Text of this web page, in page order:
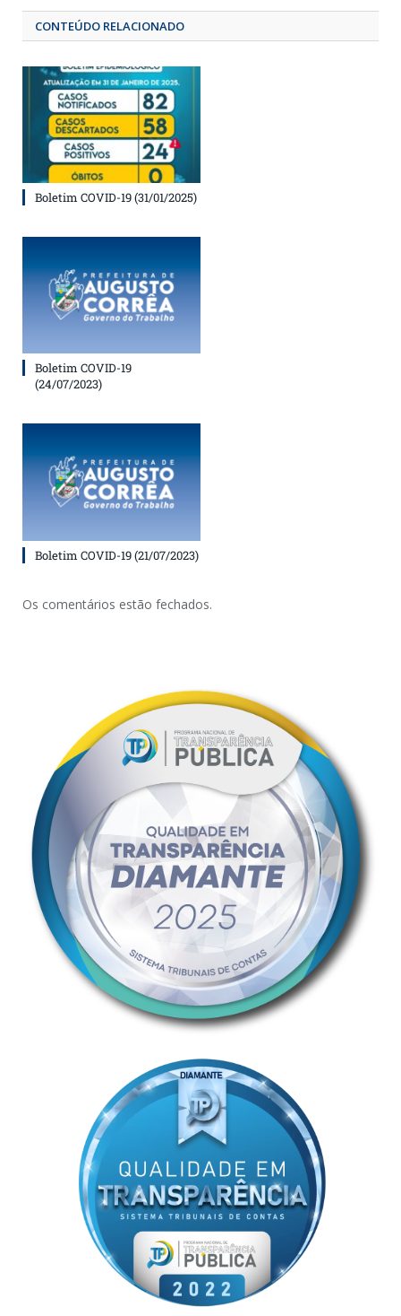
CONTEÚDO RELACIONADO
Boletim COVID-19 (31/01/2025)
Boletim COVID-19
(24/07/2023)
Boletim COVID-19 (21/07/2023)
Os comentários estão fechados.